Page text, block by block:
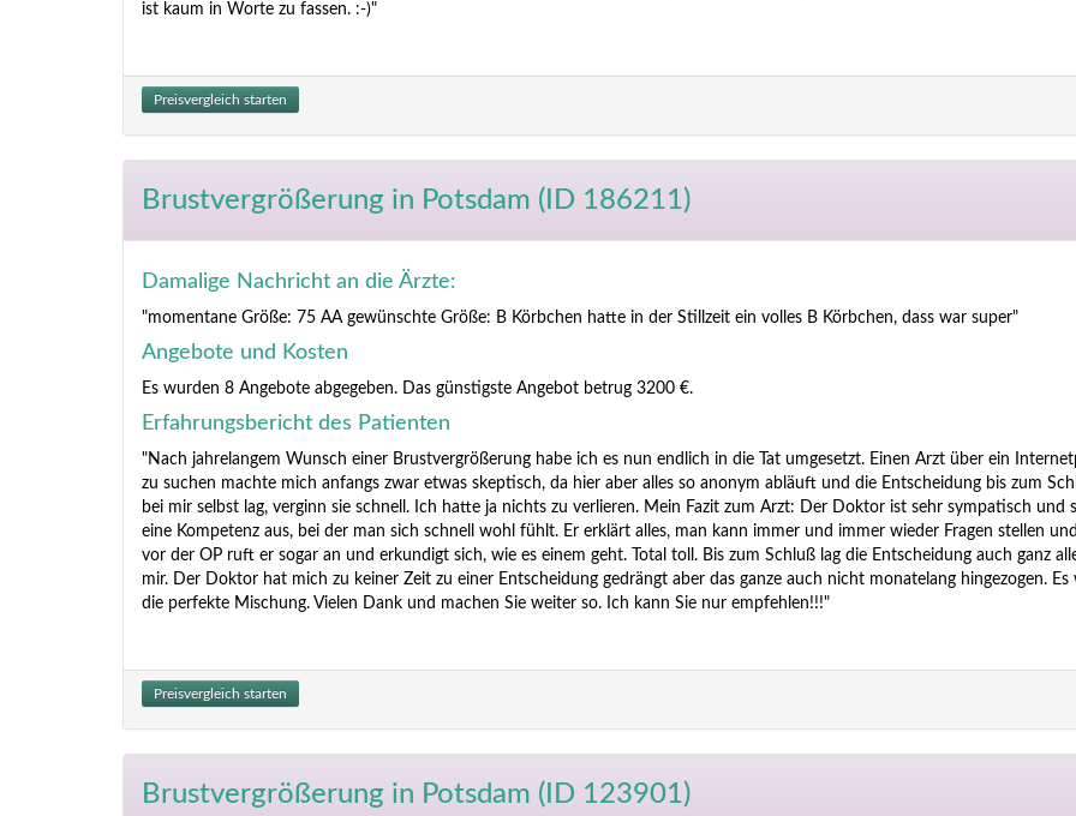
ist kaum in Worte zu fassen. :-)"
Preisvergleich starten
Brustvergrößerung in Potsdam (ID 186211)
Damalige Nachricht an die Ärzte:
"momentane Größe: 75 AA gewünschte Größe: B Körbchen hatte in der Stillzeit ein volles B Körbchen, dass war super"
Angebote und Kosten
Es wurden 8 Angebote abgegeben. Das günstigste Angebot betrug 3200 €.
Erfahrungsbericht des Patienten
"Nach jahrelangem Wunsch einer Brustvergrößerung habe ich es nun endlich in die Tat umgesetzt. Einen Arzt über ein
zu suchen machte mich anfangs zwar etwas skeptisch, da hier aber alles so anonym abläuft und die Entscheidung bis zum
bei mir selbst lag, verginn sie schnell. Ich hatte ja nichts zu verlieren. Mein Fazit zum Arzt: Der Doktor ist sehr sympatisch und
eine Kompetenz aus, bei der man sich schnell wohl fühlt. Er erklärt alles, man kann immer und immer wieder Fragen stellen
vor der OP ruft er sogar an und erkundigt sich, wie es einem geht. Total toll. Bis zum Schluß lag die Entscheidung auch ganz
mir. Der Doktor hat mich zu keiner Zeit zu einer Entscheidung gedrängt aber das ganze auch nicht monatelang hingezogen. Es
die perfekte Mischung. Vielen Dank und machen Sie weiter so. Ich kann Sie nur empfehlen!!!"
Preisvergleich starten
Brustvergrößerung in Potsdam (ID 123901)